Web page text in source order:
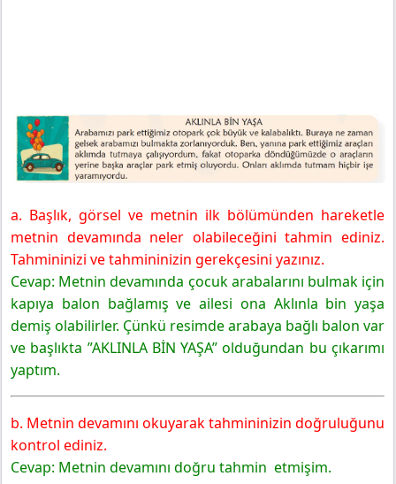
a. Başlık, görsel ve metnin ilk bölümünden hareketle
metnin devamında neler olabileceğini tahmin ediniz.
Tahmininizi ve tahmininizin gerekçesini yazınız.
Cevap: Metnin devamında çocuk arabalarını bulmak için
kapıya balon bağlamış ve ailesi ona Aklınla bin yaşa
demiş olabilirler. Çünkü resimde arabaya bağlı balon var
ve başlıkta ”AKLINLA BİN YAŞA” olduğundan bu çıkarımı
yaptım.
b. Metnin devamını okuyarak tahmininizin doğruluğunu
kontrol ediniz.
Cevap: Metnin devamını doğru tahmin etmişim.